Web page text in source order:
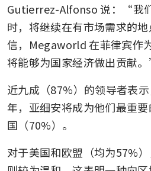
Gutierrez-Alfonso 说：“我
时，将继续在有市场需求的
信，Megaworld 在菲律宾作
将能够为国家经济做出贡献。
近九成（87%）的领导者表
年，亚细安将成为他们最重
国（70%）。
对于美国和欧盟（均为57%